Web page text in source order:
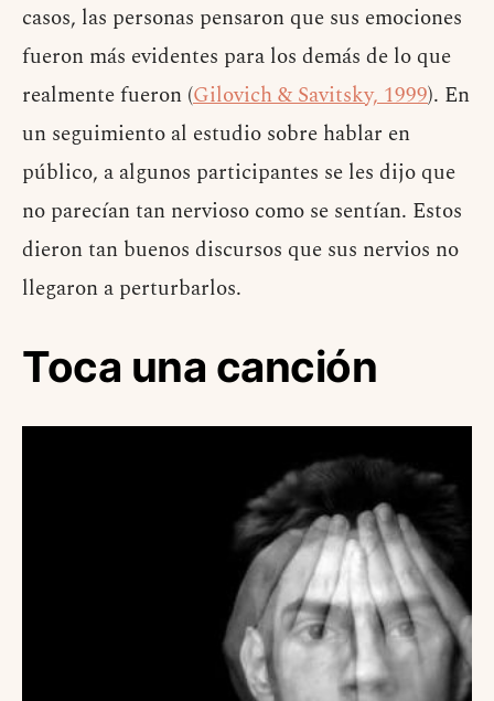
casos, las personas pensaron que sus emociones
fueron más evidentes para los demás de lo que
realmente fueron (Gilovich & Savitsky, 1999). En
un seguimiento al estudio sobre hablar en
público, a algunos participantes se les dijo que
no parecían tan nervioso como se sentían. Estos
dieron tan buenos discursos que sus nervios no
llegaron a perturbarlos.
Toca una canción